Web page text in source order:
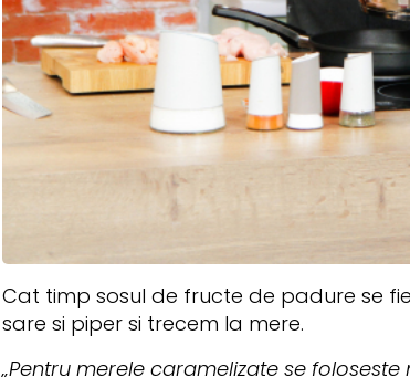
Cat timp sosul de fructe de padure se
sare si piper si trecem la mere.
„Pentru merele caramelizate se